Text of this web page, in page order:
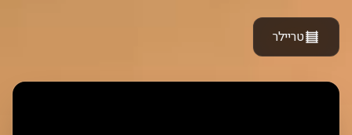
טריילר